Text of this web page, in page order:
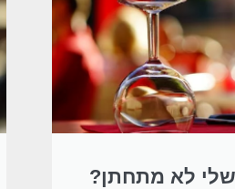
לא מתחתן?